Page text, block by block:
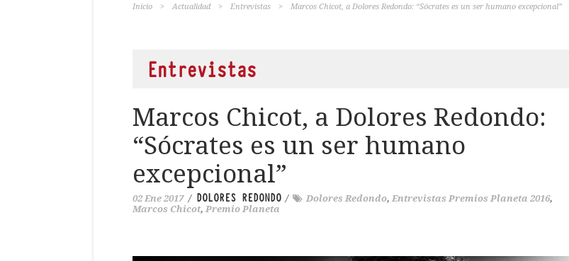
Inicio > Actualidad > Entrevistas > Marcos Chicot, a Dolores Redondo: “Sócrates es un ser humano excepcional”
Entrevistas
Marcos Chicot, a Dolores Redondo:
“Sócrates es un ser humano
excepcional”
02 Ene 2017 / DOLORES REDONDO / Dolores Redondo, Entrevistas Premios Planeta 2016,
Marcos Chicot, Premio Planeta